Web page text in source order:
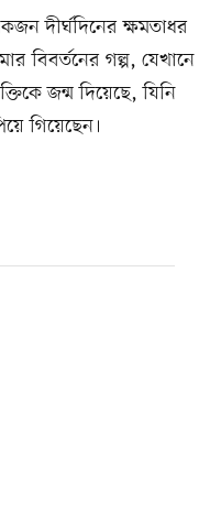
দীর্ঘদিনের ক্ষমতাধর
বিবর্তনের গল্প, যেখানে
জন্ম দিয়েছে, যিনি
গিয়েছেন।